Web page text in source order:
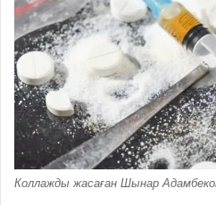
Коллажды жасаған Шынар